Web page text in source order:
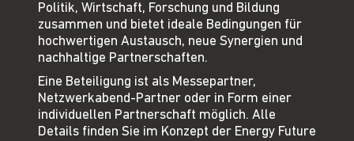
Politik, Wirtschaft, Forschung und Bildung
zusammen und bietet ideale Bedingungen für
hochwertigen Austausch, neue Synergien und
nachhaltige Partnerschaften.
Eine Beteiligung ist als Messepartner,
Netzwerkabend-Partner oder in Form einer
individuellen Partnerschaft möglich. Alle
Details finden Sie im Konzept der Energy Future